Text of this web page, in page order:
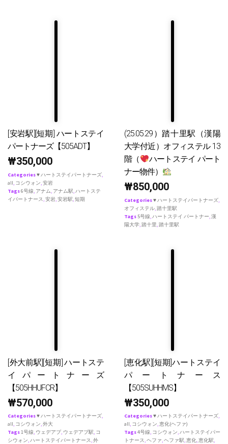
[安岩駅][短期] ハートステイ
パートナーズ【505ADT】
₩350,000
Categories♥ ハートステイパートナーズ
all コシウォン 安岩
Tags6号線 アナム アナム駅 ハートステ
イパートナース 安岩 安岩駅 短期
(25.05.29）踏十里駅（漢陽
大学付近）オフィステル 13
階（
ハートステイ パート
ナー物件）
₩850,000
Categories♥ ハートステイパートナーズ
オフィステル 踏十里駅
Tags 5号線 ハートステイ パートナー 漢
陽大学 踏十里 踏十里駅
[外大前駅][短期] ハートステ
イパートナーズ
【505HHUFCR】
₩570,000
Categories♥ ハートステイパートナーズ,
all, コシウォン,外大
Tags1号線, ウェデアプ, ウェデアプ駅, コ
シウォン,ハートステイパートナース,外
[恵化駅][短期]ハートステイ
パートナース
【505SUHHMS】
₩350,000
Categories♥ ハートステイパートナーズ,
all, コシウォン,恵化(ヘファ)
Tags4号線, コシウォン,ハートステイパー
トナース,ヘファ,ヘファ駅,恵化,恵化駅,